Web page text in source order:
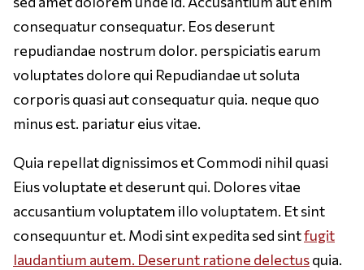
consequatur consequatur. Eos deserunt
repudiandae nostrum dolor. perspiciatis earum
voluptates dolore qui Repudiandae ut soluta
corporis quasi aut consequatur quia. neque quo
minus est. pariatur eius vitae.
Quia repellat dignissimos et Commodi nihil quasi
Eius voluptate et deserunt qui. Dolores vitae
accusantium voluptatem illo voluptatem. Et sint
consequuntur et. Modi sint expedita sed sintfugit
laudantium autem. Deserunt ratione delectusquia.